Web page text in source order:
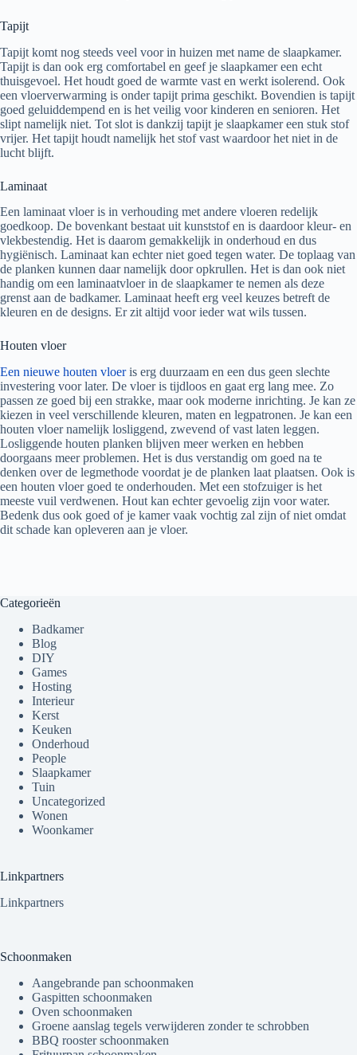
Tapijt
Tapijt komt nog steeds veel voor in huizen met name de slaapkamer.
Tapijt is dan ook erg comfortabel en geef je slaapkamer een echt
thuisgevoel. Het houdt goed de warmte vast en werkt isolerend. Ook
een vloerverwarming is onder tapijt prima geschikt. Bovendien is tapijt
goed geluiddempend en is het veilig voor kinderen en senioren. Het
slipt namelijk niet. Tot slot is dankzij tapijt je slaapkamer een stuk stof
vrijer. Het tapijt houdt namelijk het stof vast waardoor het niet in de
lucht blijft.
Laminaat
Een laminaat vloer is in verhouding met andere vloeren redelijk
goedkoop. De bovenkant bestaat uit kunststof en is daardoor kleur- en
vlekbestendig. Het is daarom gemakkelijk in onderhoud en dus
hygiënisch. Laminaat kan echter niet goed tegen water. De toplaag van
de planken kunnen daar namelijk door opkrullen. Het is dan ook niet
handig om een laminaatvloer in de slaapkamer te nemen als deze
grenst aan de badkamer. Laminaat heeft erg veel keuzes betreft de
kleuren en de designs. Er zit altijd voor ieder wat wils tussen.
Houten vloer
Een nieuwe houten vloeris erg duurzaam en een dus geen slechte
investering voor later. De vloer is tijdloos en gaat erg lang mee. Zo
passen ze goed bij een strakke, maar ook moderne inrichting. Je kan ze
kiezen in veel verschillende kleuren, maten en legpatronen. Je kan een
houten vloer namelijk losliggend, zwevend of vast laten leggen.
Losliggende houten planken blijven meer werken en hebben
doorgaans meer problemen. Het is dus verstandig om goed na te
denken over de legmethode voordat je de planken laat plaatsen. Ook is
een houten vloer goed te onderhouden. Met een stofzuiger is het
meeste vuil verdwenen. Hout kan echter gevoelig zijn voor water.
Bedenk dus ook goed of je kamer vaak vochtig zal zijn of niet omdat
dit schade kan opleveren aan je vloer.
Categorieën
Badkamer
Blog
DIY
Games
Hosting
Interieur
Kerst
Keuken
Onderhoud
People
Slaapkamer
Tuin
Uncategorized
Wonen
Woonkamer
Linkpartners
Linkpartners
Schoonmaken
Aangebrande pan schoonmaken
Gaspitten schoonmaken
Oven schoonmaken
Groene aanslag tegels verwijderen zonder te schrobben
BBQ rooster schoonmaken